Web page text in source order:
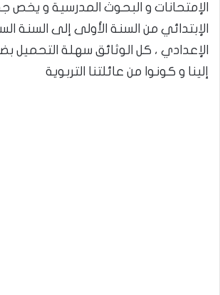
الإمتحانات و البحوث المدرسية و
الإبتدائي من السنة الأولى إلى السنة
الإعدادي ، كل الوثائق سهلة التحميل
إلينا و كونوا من عائلتنا التربوية